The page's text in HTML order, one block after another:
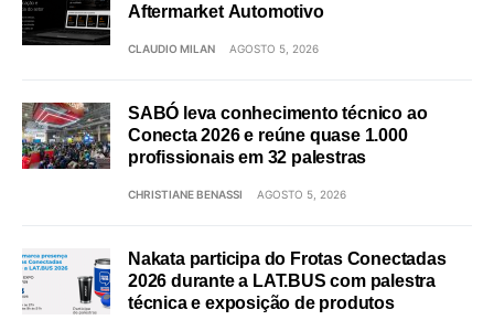
Aftermarket Automotivo
CLAUDIO MILAN AGOSTO 5, 2026
SABÓ leva conhecimento técnico ao
Conecta 2026 e reúne quase 1.000
profissionais em 32 palestras
CHRISTIANE BENASSI AGOSTO 5, 2026
Nakata participa do Frotas Conectadas
2026 durante a LAT.BUS com palestra
técnica e exposição de produtos